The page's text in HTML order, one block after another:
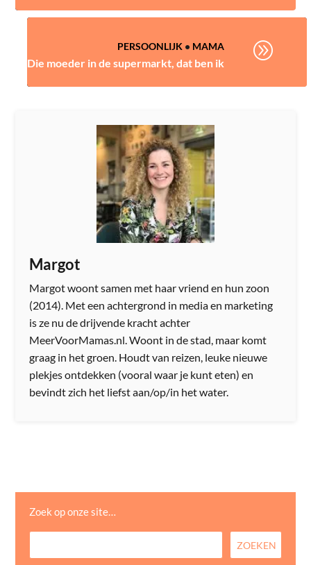
PERSOONLIJK• MAMA
Die moeder in de supermarkt, dat ben ik
A
Margot
Margot woont samen met haar vriend en hun zoon
(2014). Met een achtergrond in media en marketing
is ze nu de drijvende kracht achter
MeerVoorMamas.nl. Woont in de stad, maar komt
graag in het groen. Houdt van reizen, leuke nieuwe
plekjes ontdekken (vooral waar je kunt eten) en
bevindt zich het liefst aan/op/in het water.
Zoek op onze site…